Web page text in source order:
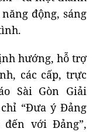
động, sáng
hướng, hỗ trợ
các cấp, trực
Sài Gòn Giải
“Đưa ý Đảng
với Đảng”,